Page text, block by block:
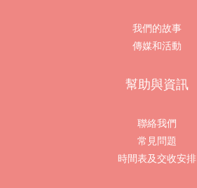
我們的故事
傳媒和活動
幫助與資訊
聯絡我們
常見問題
時間表及交收安排